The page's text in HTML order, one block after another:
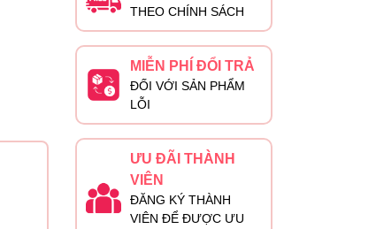
THEO CHÍNH SÁCH
MIỄN PHÍ ĐỔI TRẢ
ĐỐI VỚI SẢN PHẨM
LỖI
ƯU ĐÃI THÀNH
VIÊN
ĐĂNG KÝ THÀNH
VIÊN ĐỂ ĐƯỢC ƯU